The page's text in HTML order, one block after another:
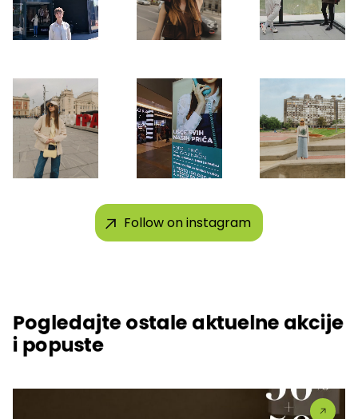
Follow on instagram
Pogledajte ostale aktuelne akcije
i popuste